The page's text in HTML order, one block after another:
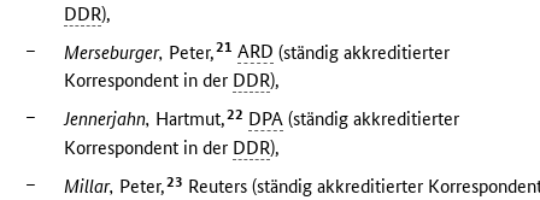
DDR),
–
Merseburger, Peter,21 ARD (ständig akkreditierter
Korrespondent in der DDR),
–
Jennerjahn, Hartmut,22 DPA (ständig akkreditierter
Korrespondent in der DDR),
–
Millar, Peter,23 Reuters (ständig akkreditierter